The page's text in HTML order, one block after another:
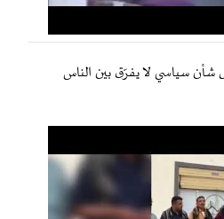
شأن سياسي لا يفرّق بين الناس